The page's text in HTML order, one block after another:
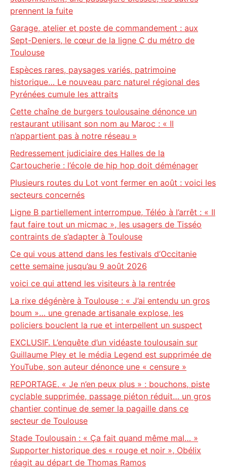
prennent la fuite
Garage, atelier et poste de commandement : aux
Sept-Deniers, le cœur de la ligne C du métro de
Toulouse
Espèces rares, paysages variés, patrimoine
historique… Le nouveau parc naturel régional des
Pyrénées cumule les attraits
Cette chaîne de burgers toulousaine dénonce un
restaurant utilisant son nom au Maroc : « Il
n’appartient pas à notre réseau »
Redressement judiciaire des Halles de la
Cartoucherie : l’école de hip hop doit déménager
Plusieurs routes du Lot vont fermer en août : voici les
secteurs concernés
Ligne B partiellement interrompue, Téléo à l’arrêt : « Il
faut faire tout un micmac », les usagers de Tisséo
contraints de s’adapter à Toulouse
Ce qui vous attend dans les festivals d’Occitanie
cette semaine jusqu’au 9 août 2026
voici ce qui attend les visiteurs à la rentrée
La rixe dégénère à Toulouse : « J’ai entendu un gros
boum »… une grenade artisanale explose, les
policiers bouclent la rue et interpellent un suspect
EXCLUSIF. L’enquête d’un vidéaste toulousain sur
Guillaume Pley et le média Legend est supprimée de
YouTube, son auteur dénonce une « censure »
REPORTAGE. « Je n’en peux plus » : bouchons, piste
cyclable supprimée, passage piéton réduit… un gros
chantier continue de semer la pagaille dans ce
secteur de Toulouse
Stade Toulousain : « Ça fait quand même mal… »
Supporter historique des « rouge et noir », Obélix
réagit au départ de Thomas Ramos